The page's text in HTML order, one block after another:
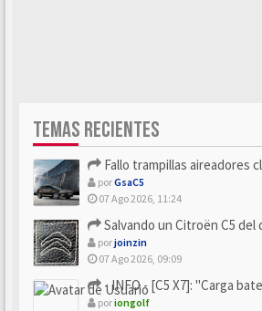
TEMAS RECIENTES
Fallo trampillas aireadores
porGsaC5
07 Ago 2026, 11:24
Salvando un Citroën C5 del desguace:
porjoinzin
07 Ago 2026, 09:09
- INFO - [C5 X7]: "Carga batería
poriongolf